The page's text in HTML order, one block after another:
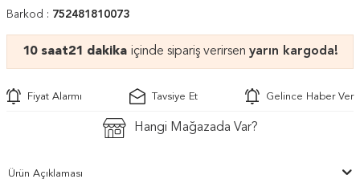
Barkod : 752481810073
10 saat21 dakika içinde sipariş verirsen yarın kargoda!
Fiyat Alarmı Tavsiye Et Gelince Haber Ver
Hangi Mağazada Var?
Ürün Açıklaması